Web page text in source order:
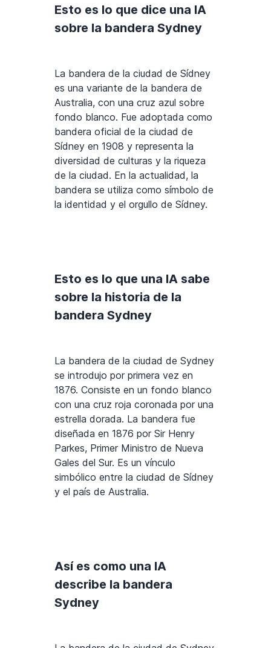
Esto es lo que dice una IA
sobre la bandera Sydney
La bandera de la ciudad de Sídney
es una variante de la bandera de
Australia, con una cruz azul sobre
fondo blanco. Fue adoptada como
bandera oficial de la ciudad de
Sídney en 1908 y representa la
diversidad de culturas y la riqueza
de la ciudad. En la actualidad, la
bandera se utiliza como símbolo de
la identidad y el orgullo de Sídney.
Esto es lo que una IA sabe
sobre la historia de la
bandera Sydney
La bandera de la ciudad de Sydney
se introdujo por primera vez en
1876. Consiste en un fondo blanco
con una cruz roja coronada por una
estrella dorada. La bandera fue
diseñada en 1876 por Sir Henry
Parkes, Primer Ministro de Nueva
Gales del Sur. Es un vínculo
simbólico entre la ciudad de Sídney
y el país de Australia.
Así es como una IA
describe la bandera
Sydney